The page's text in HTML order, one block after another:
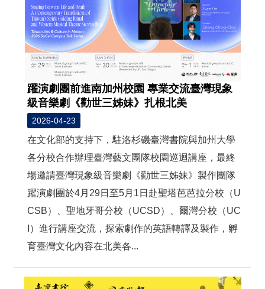
躍演劇團前進南加州校園 專業交流臺灣現象
級音樂劇《勸世三姊妹》扎根北美
2026-04-23
在文化部的支持下，駐洛杉磯臺灣書院與加州大學
各分校合作辦理臺灣藝文團隊校園巡迴講座，最終
場邀請臺灣現象級音樂劇《勸世三姊妹》製作團隊
躍演劇團於4月29日至5月1日赴聖塔芭芭拉分校（U
CSB）、聖地牙哥分校（UCSD）、爾灣分校（UC
I）進行講座交流，探索劇作的英語轉譯及製作，孵
育臺灣文化內容在北美各...